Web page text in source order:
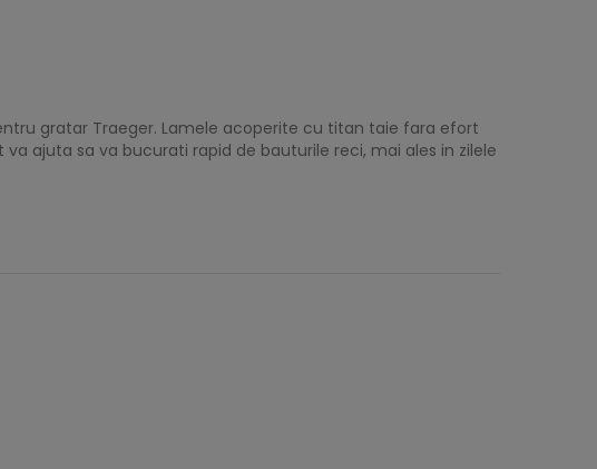
gratar Traeger. Lamele acoperite cu titan taie fara efort
ajuta sa va bucurati rapid de bauturile reci, mai ales in zilele